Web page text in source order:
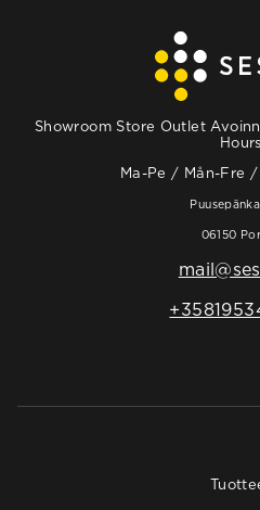
Showroom Store Outlet
Ma-Pe / Mån-Fre /
06150